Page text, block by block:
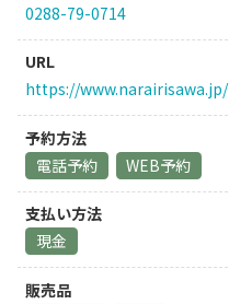
0288-79-0714
URL
https://www.narairisawa.jp/
予約方法
電話予約
WEB予約
支払い方法
現金
販売品